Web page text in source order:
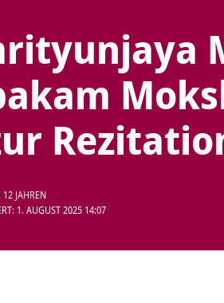
1. AUGUST 2025 14:07
12 JAHREN